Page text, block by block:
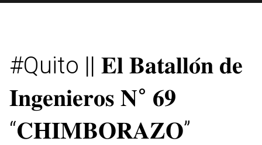
#Quito || 𝐄𝐥 𝐁𝐚𝐭𝐚𝐥𝐥𝐨́𝐧 𝐝𝐞
𝐈𝐧𝐠𝐞𝐧𝐢𝐞𝐫𝐨𝐬 𝐍° 𝟔𝟗
“𝐂𝐇𝐈𝐌𝐁𝐎𝐑𝐀𝐙𝐎”